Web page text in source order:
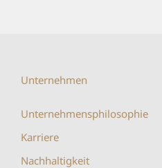
Unternehmen
Unternehmensphilosophie
Karriere
Nachhaltigkeit